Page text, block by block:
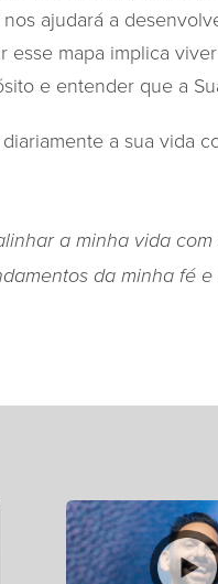
ajudará a
esse mapa implica
e entender que a
a sua vida
a minha vida
da minha fé